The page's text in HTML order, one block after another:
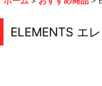
ELEMENTS エ